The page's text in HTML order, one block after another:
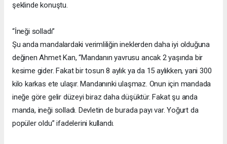
şeklinde konuştu.
“İneği solladı”
Şu anda mandalardaki verimliliğin ineklerden daha iyi olduğuna
değinen Ahmet Kan, “Mandanın yavrusu ancak 2 yaşında bir
kesime gider. Fakat bir tosun 8 aylık ya da 15 aylıkken, yani 300
kilo karkas ete ulaşır. Mandanınki ulaşmaz. Onun için mandada
ineğe göre gelir düzeyi biraz daha düşüktür. Fakat şu anda
manda, ineği solladı. Devletin de burada payı var. Yoğurt da
popüler oldu” ifadelerini kullandı.